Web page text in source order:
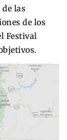
las
de los
Festival